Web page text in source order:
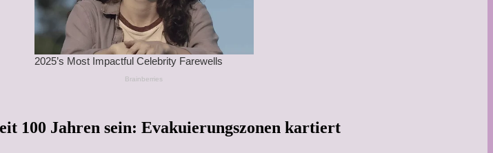
100 Jahren sein: Evakuierungszonen kartiert